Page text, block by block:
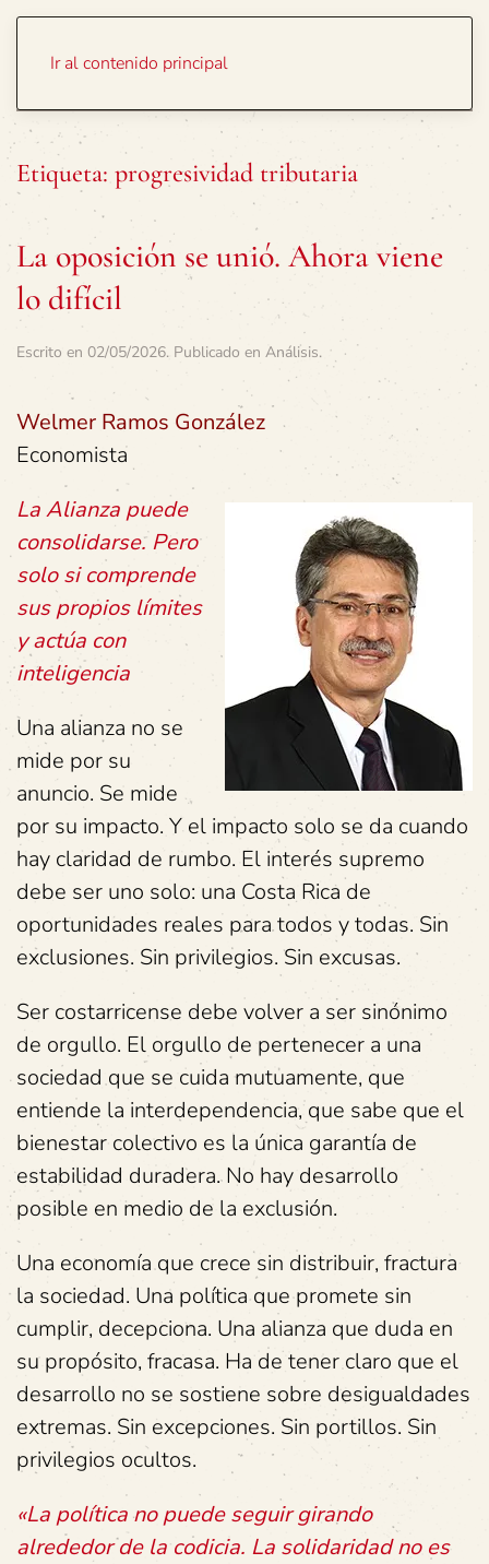
Ir al contenido principal
Etiqueta: progresividad tributaria
La oposición se unió. Ahora viene
lo difícil
Escrito en 02/05/2026. Publicado en Análisis.
Welmer Ramos González
Economista
La Alianza puede
consolidarse. Pero
solo si comprende
sus propios límites
y actúa con
inteligencia
Una alianza no se
mide por su
anuncio. Se mide
por su impacto. Y el impacto solo se da cuando
hay claridad de rumbo. El interés supremo
debe ser uno solo: una Costa Rica de
oportunidades reales para todos y todas. Sin
exclusiones. Sin privilegios. Sin excusas.
Ser costarricense debe volver a ser sinónimo
de orgullo. El orgullo de pertenecer a una
sociedad que se cuida mutuamente, que
entiende la interdependencia, que sabe que el
bienestar colectivo es la única garantía de
estabilidad duradera. No hay desarrollo
posible en medio de la exclusión.
Una economía que crece sin distribuir, fractura
la sociedad. Una política que promete sin
cumplir, decepciona. Una alianza que duda en
su propósito, fracasa. Ha de tener claro que el
desarrollo no se sostiene sobre desigualdades
extremas. Sin excepciones. Sin portillos. Sin
privilegios ocultos.
«La política no puede seguir girando
alrededor de la codicia. La solidaridad no es